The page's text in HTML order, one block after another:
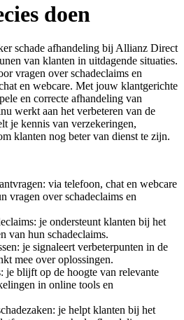
doen
schade afhandeling bij Allianz Direct
van klanten in uitdagende situaties.
vragen over schadeclaims en
en webcare. Met jouw klantgerichte
en correcte afhandeling van
werkt aan het verbeteren van de
je kennis van verzekeringen,
klanten nog beter van dienst te zijn.
via telefoon, chat en webcare
vragen over schadeclaims en
je ondersteunt klanten bij het
van hun schadeclaims.
je signaleert verbeterpunten in de
mee over oplossingen.
je blijft op de hoogte van relevante
in online tools en
je helpt klanten bij het